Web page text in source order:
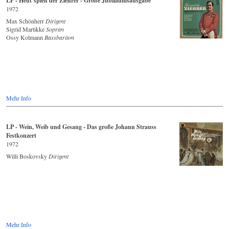
1972
Max Schönherr Dirigent
Sigrid MartikkeSopran
Ossy Kolmann Bassbariton
Mehr Info
LP - Wein, Weib und Gesang - Das große Johann Strauss
Festkonzert
1972
Willi Boskovsky Dirigent
Mehr Info